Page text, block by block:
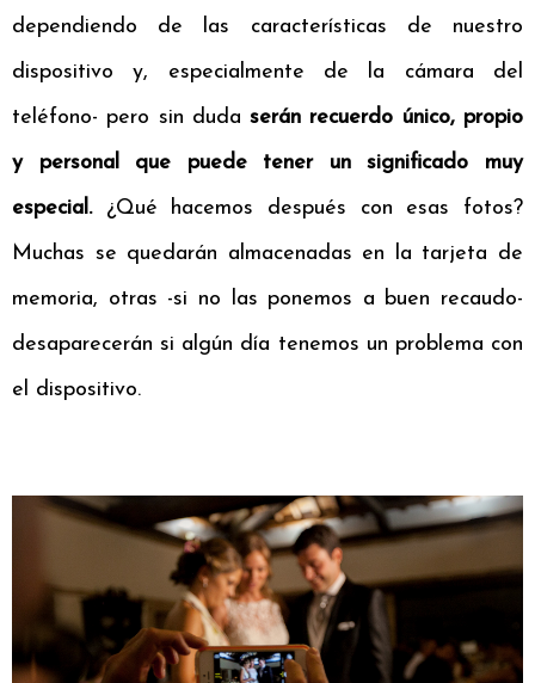
dependiendo de las características de nuestro
dispositivo y, especialmente de la cámara del
teléfono- pero sin dudaserán recuerdo único, propio
y personal que puede tener un significado muy
especial. ¿Qué hacemos después con esas fotos?
Muchas se quedarán almacenadas en la tarjeta de
memoria, otras -si no las ponemos a buen recaudo-
desaparecerán si algún día tenemos un problema con
el dispositivo.